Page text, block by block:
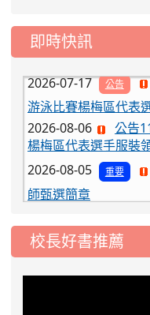
即時快訊
工車輛臨停」一案，
2026-07-17
游泳比賽楊梅區代表
2026-08-06
公告
楊梅區代表選手服裝
2026-08-05
重要
師甄選簡章
2026-08-03
重要
態編班結果公告
2026-07-31
公告
校長好書推薦